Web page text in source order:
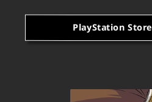
PlayStation Store